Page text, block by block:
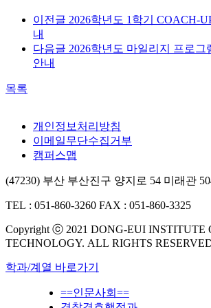
이전글 2026학년도 1학기 COACH-
내
다음글 2026학년도 마일리지 프로그
안내
목록
개인정보처리방침
이메일무단수집거부
캠퍼스맵
(47230) 부산 부산진구 양지로 54 미래관
TEL : 051-860-3260 FAX : 051-860-3325
Copyright ⓒ 2021 DONG-EUI INSTITUTE
TECHNOLOGY. ALL RIGHTS
학과/계열 바로가기
==인문사회==